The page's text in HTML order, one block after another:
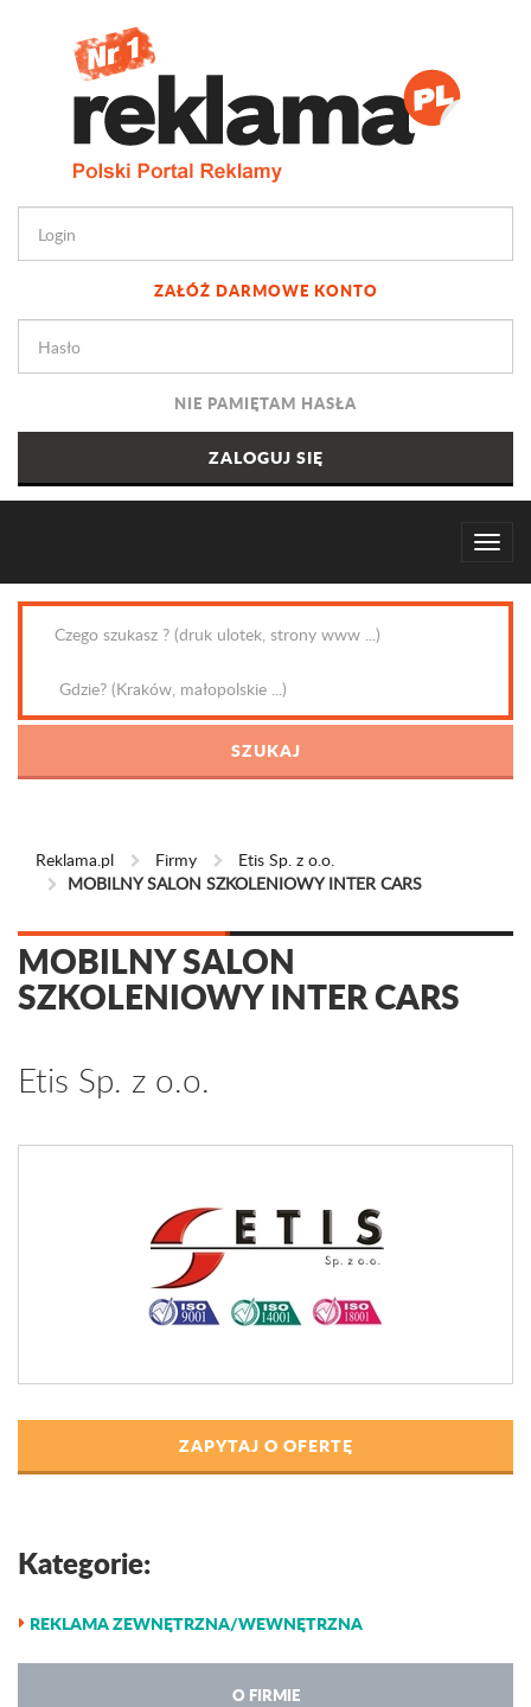
ZAŁÓŻ DARMOWE KONTO
NIE PAMIĘTAM HASŁA
Reklama.pl Firmy
Etis Sp. z o.o.
MOBILNY SALON SZKOLENIOWY INTER CARS
MOBILNY SALON
SZKOLENIOWY INTER CARS
Etis Sp. z o.o.
ZAPYTAJ O OFERTĘ
Kategorie:
REKLAMA ZEWNĘTRZNA/WEWNĘTRZNA
O FIRMIE